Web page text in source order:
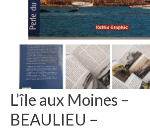
L’île aux Moines –
BEAULIEU –